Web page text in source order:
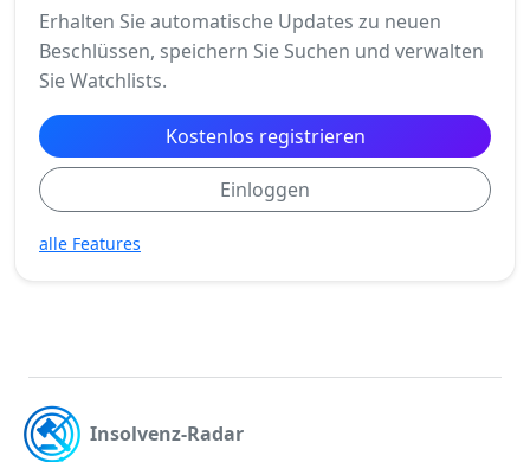
Erhalten Sie automatische Updates zu neuen
Beschlüssen, speichern Sie Suchen und verwalten
Sie Watchlists.
Kostenlos registrieren
Einloggen
alle Features
Insolvenz-Radar